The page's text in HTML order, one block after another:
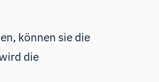
können sie die
die